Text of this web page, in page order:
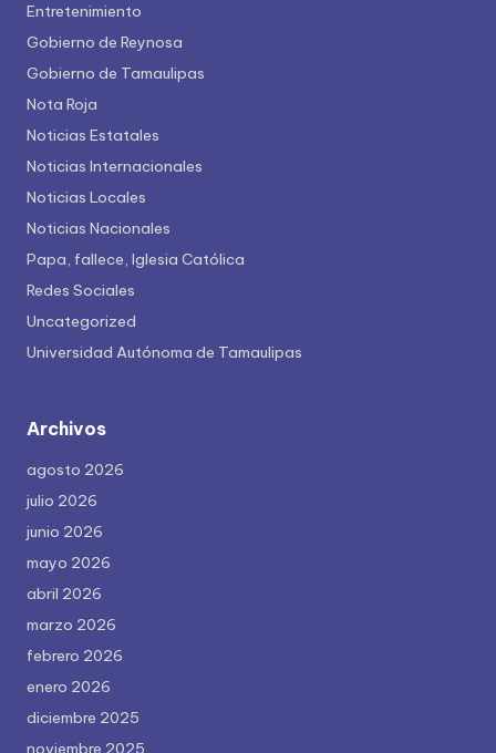
Entretenimiento
Gobierno de Reynosa
Gobierno de Tamaulipas
Nota Roja
Noticias Estatales
Noticias Internacionales
Noticias Locales
Noticias Nacionales
Papa, fallece, Iglesia Católica
Redes Sociales
Uncategorized
Universidad Autónoma de Tamaulipas
Archivos
agosto 2026
julio 2026
junio 2026
mayo 2026
abril 2026
marzo 2026
febrero 2026
enero 2026
diciembre 2025
noviembre 2025